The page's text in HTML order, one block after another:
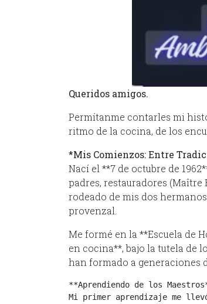
Queridos amigos.
Permítanme contarles mi
ritmo de la cocina, de los
*Mis Comienzos: Entre
Nací el **7 de octubre de
padres, restauradores
rodeado de mis dos
provenzal.
Me formé en la **Escuela de
en cocina**, bajo la tutela de
han formado a generaciones
**Aprendiendo de los
Mi primer aprendizaje me